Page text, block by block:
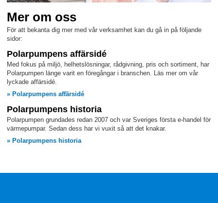
Mer om oss
För att bekanta dig mer med vår verksamhet kan du gå in på följande
sidor:
Polarpumpens affärsidé
Med fokus på miljö, helhetslösningar, rådgivning, pris och sortiment, har
Polarpumpen länge varit en föregångar i branschen. Läs mer om vår
lyckade affärsidé.
» Polarpumpens affärsidé
Polarpumpens historia
Polarpumpen grundades redan 2007 och var Sveriges första e-handel för
värmepumpar. Sedan dess har vi vuxit så att det knakar.
» Polarpumpens historia